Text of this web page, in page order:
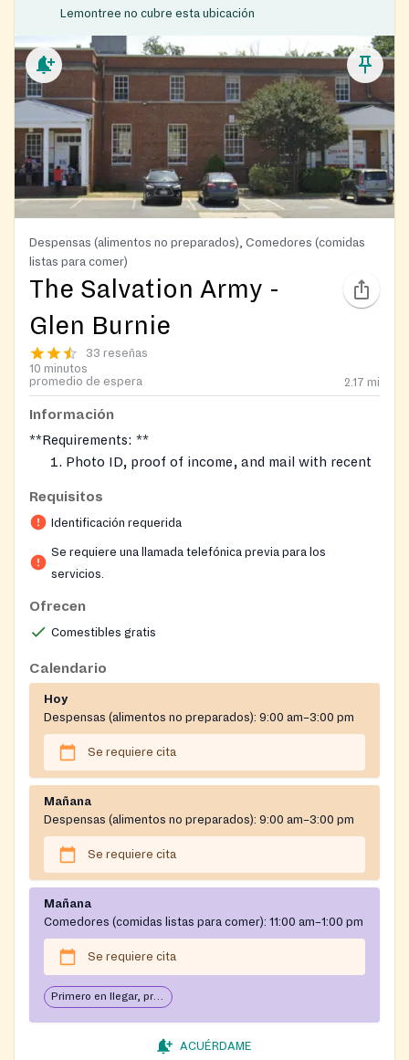
Lemontree no cubre esta ubicación
Despensas (alimentos no preparados), Comedores (comidas
listas para comer)
The Salvation Army -
Glen Burnie
33 reseñas
10 minutos
promedio de espera
2.17 mi
Información
**Requirements: **
Photo ID, proof of income, and mail with recent
Proof of residence in Northern Anne Arundel
(Glen Burnie, Hanover, Linthicum, Pasadena,
Severn, 21225 part of Anne Arundel County)
Book an appointment for assistance. Call in
Fresh produce once a month usually on the 4th
Wednesday of month
Requisitos
Identificación requerida
Se requiere una llamada telefónica previa para los
servicios.
Ofrecen
Comestibles gratis
Calendario
Hoy
Despensas (alimentos no preparados): 9:00 am–3:00 pm
Se requiere cita
Mañana
Despensas (alimentos no preparados): 9:00 am–3:00 pm
Se requiere cita
Mañana
Comedores (comidas listas para comer): 11:00 am–1:00 pm
Se requiere cita
Primero en llegar, primero en servir: abierto hasta que se acabe la comida
ACUÉRDAME